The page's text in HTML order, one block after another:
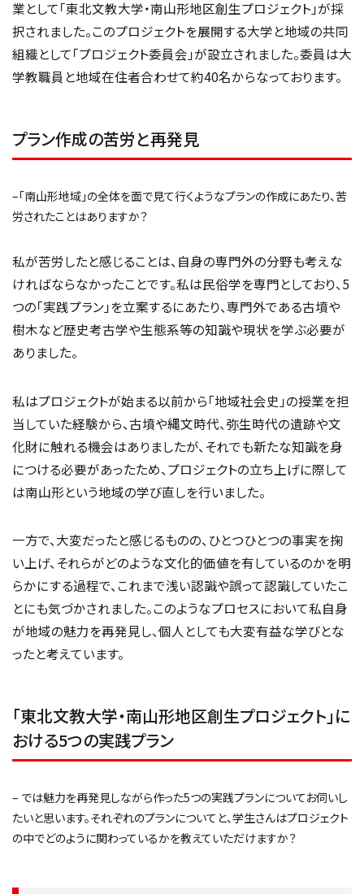
業として「東北文教大学・南山形地区創生プロジェクト」が採
択されました。このプロジェクトを展開する大学と地域の共同
組織として「プロジェクト委員会」が設立されました。委員は大
学教職員と地域在住者合わせて約40名からなっております。
プラン作成の苦労と再発見
–「南山形地域」の全体を面で見て行くようなプランの作成にあたり、苦
労されたことはありますか？
私が苦労したと感じることは、自身の専門外の分野も考えな
ければならなかったことです。私は民俗学を専門としており、5
つの「実践プラン」を立案するにあたり、専門外である古墳や
樹木など歴史考古学や生態系等の知識や現状を学ぶ必要が
ありました。
私はプロジェクトが始まる以前から「地域社会史」の授業を担
当していた経験から、古墳や縄文時代、弥生時代の遺跡や文
化財に触れる機会はありましたが、それでも新たな知識を身
につける必要があったため、プロジェクトの立ち上げに際して
は南山形という地域の学び直しを行いました。
一方で、大変だったと感じるものの、ひとつひとつの事実を掬
い上げ、それらがどのような文化的価値を有しているのかを明
らかにする過程で、これまで浅い認識や誤って認識していたこ
とにも気づかされました。このようなプロセスにおいて私自身
が地域の魅力を再発見し、個人としても大変有益な学びとな
ったと考えています。
「東北文教大学・南山形地区創生プロジェクト」に
おける5つの実践プラン
– では魅力を再発見しながら作った5つの実践プランについてお伺いし
たいと思います。それぞれのプランについてと、学生さんはプロジェクト
の中でどのように関わっているかを教えていただけますか？